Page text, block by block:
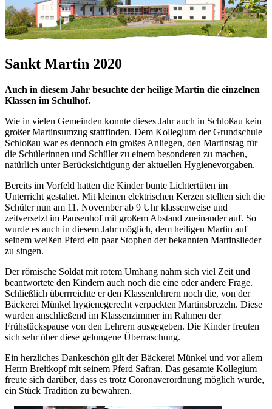
Sankt Martin 2020
Auch in diesem Jahr besuchte der heilige Martin die einzelnen
Klassen im Schulhof.
Wie in vielen Gemeinden konnte dieses Jahr auch in Schloßau kein
großer Martinsumzug stattfinden. Dem Kollegium der Grundschule
Schloßau war es dennoch ein großes Anliegen, den Martinstag für
die Schülerinnen und Schüler zu einem besonderen zu machen,
natürlich unter Berücksichtigung der aktuellen Hygienevorgaben.
Bereits im Vorfeld hatten die Kinder bunte Lichtertüten im
Unterricht gestaltet. Mit kleinen elektrischen Kerzen stellten sich die
Schüler nun am 11. November ab 9 Uhr klassenweise und
zeitversetzt im Pausenhof mit großem Abstand zueinander auf. So
wurde es auch in diesem Jahr möglich, dem heiligen Martin auf
seinem weißen Pferd ein paar Stophen der bekannten Martinslieder
zu singen.
Der römische Soldat mit rotem Umhang nahm sich viel Zeit und
beantwortete den Kindern auch noch die eine oder andere Frage.
Schließlich überrreichte er den Klassenlehrern noch die, von der
Bäckerei Münkel hygienegerecht verpackten Martinsbrezeln. Diese
wurden anschließend im Klassenzimmer im Rahmen der
Frühstückspause von den Lehrern ausgegeben. Die Kinder freuten
sich sehr über diese gelungene Überraschung.
Ein herzliches Dankeschön gilt der Bäckerei Münkel und vor allem
Herrn Breitkopf mit seinem Pferd Safran. Das gesamte Kollegium
freute sich darüber, dass es trotz Coronaverordnung möglich wurde,
ein Stück Tradition zu bewahren.